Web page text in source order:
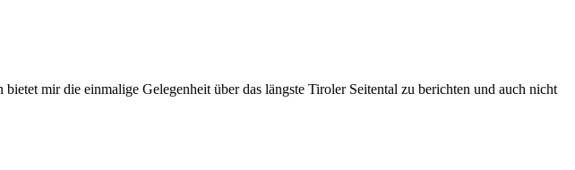
mir die einmalige Gelegenheit über das längste Tiroler Seitental zu berichten und auch nicht